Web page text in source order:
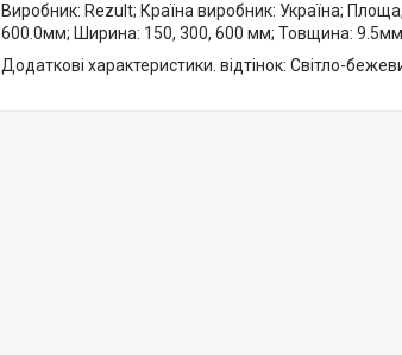
Виробник: Rezult; Країна виробник: Україна;
600.0мм; Ширина: 150, 300, 600 мм; Товщина: 9.5мм
Додаткові характеристики. відтінок: Світло-